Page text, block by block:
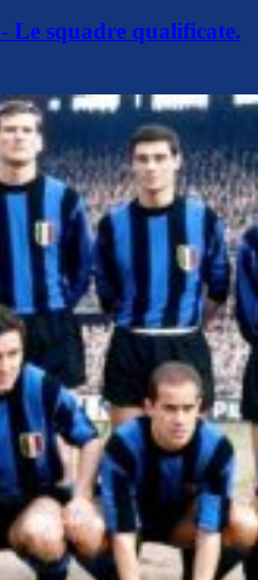
Le squadre qualificate.